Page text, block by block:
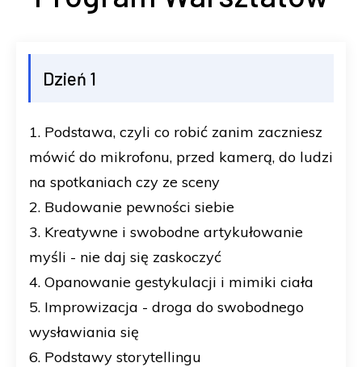
Dzień 1
1. Podstawa, czyli co robić zanim zaczniesz
mówić do mikrofonu, przed kamerą, do ludzi
na spotkaniach czy ze sceny
2. Budowanie pewności siebie
3. Kreatywne i swobodne artykułowanie
myśli - nie daj się zaskoczyć
4. Opanowanie gestykulacji i mimiki ciała
5. Improwizacja - droga do swobodnego
wysławiania się
6. Podstawy storytellingu